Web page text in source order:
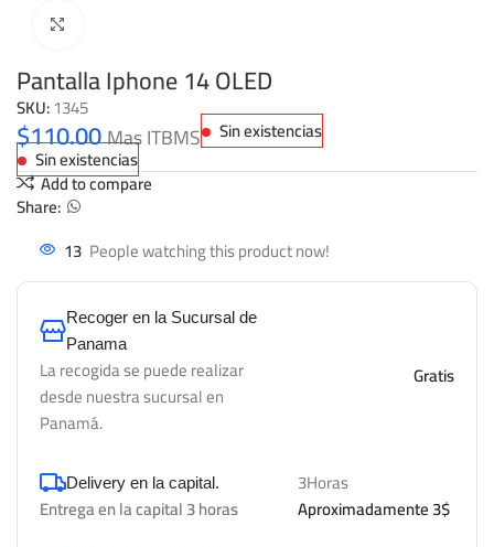
Pantalla Iphone 14 OLED
SKU:1345
$110.00Mas ITBMS
Sin existencias
Sin existencias
Add to compare
Share:
13 People watching this product now!
Recoger en la Sucursal de
Panama
La recogida se puede realizar
desde nuestra sucursal en
Panamá.
Gratis
Delivery en la capital.
Entrega en la capital 3 horas
3Horas
Aproximadamente 3$